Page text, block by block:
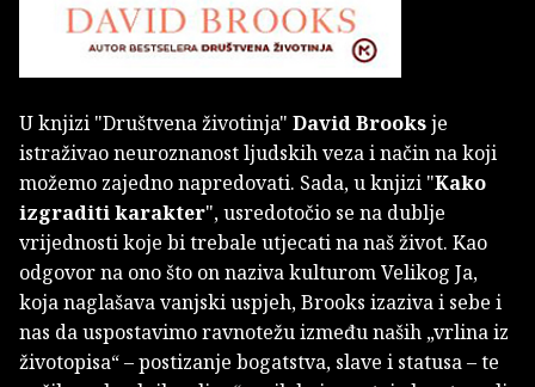
U knjizi "Društvena životinja" David Brooksje
istraživao neuroznanost ljudskih veza i način na koji
možemo zajedno napredovati. Sada, u knjizi "Kako
izgraditi karakter", usredotočio se na dublje
vrijednosti koje bi trebale utjecati na naš život. Kao
odgovor na ono što on naziva kulturom Velikog Ja,
koja naglašava vanjski uspjeh, Brooks izaziva i sebe i
nas da uspostavimo ravnotežu između naših „vrlina iz
životopisa“ – postizanje bogatstva, slave i statusa – te